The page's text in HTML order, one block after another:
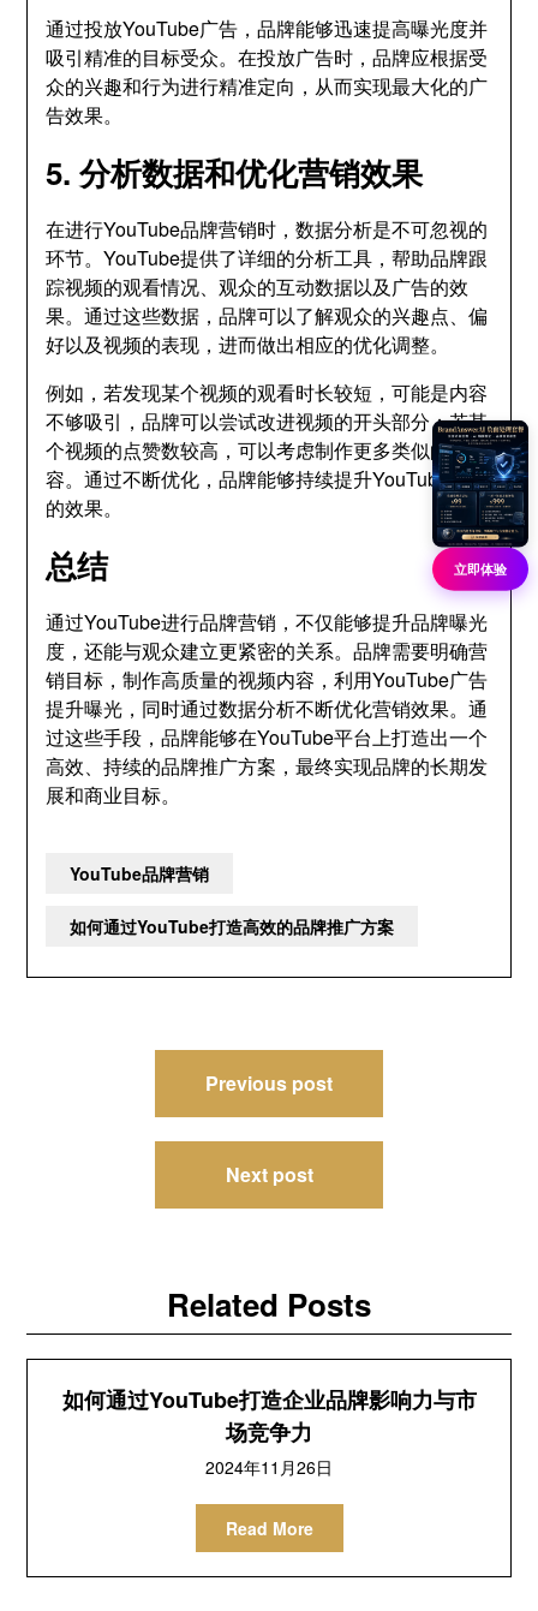
通过投放YouTube广告，品牌能够迅速提高曝光度并
吸引精准的目标受众。在投放广告时，品牌应根据受
众的兴趣和行为进行精准定向，从而实现最大化的广
告效果。
5. 分析数据和优化营销效果
在进行YouTube品牌营销时，数据分析是不可忽视的
环节。YouTube提供了详细的分析工具，帮助品牌跟
踪视频的观看情况、观众的互动数据以及广告的效
果。通过这些数据，品牌可以了解观众的兴趣点、偏
好以及视频的表现，进而做出相应的优化调整。
例如，若发现某个视频的观看时长较短，可能是内容
不够吸引，品牌可以尝试改进视频的开头部分；若某
个视频的点赞数较高，可以考虑制作更多类似的内
容。通过不断优化，品牌能够持续提升YouTube营销
的效果。
总结
通过YouTube进行品牌营销，不仅能够提升品牌曝光
度，还能与观众建立更紧密的关系。品牌需要明确营
销目标，制作高质量的视频内容，利用YouTube广告
提升曝光，同时通过数据分析不断优化营销效果。通
过这些手段，品牌能够在YouTube平台上打造出一个
高效、持续的品牌推广方案，最终实现品牌的长期发
展和商业目标。
YouTube品牌营销
如何通过YouTube打造高效的品牌推广方案
Previous post
Next post
Related Posts
如何通过YouTube打造企业品牌影响力与市
场竞争力
2024年11月26日
Read More
立即体验